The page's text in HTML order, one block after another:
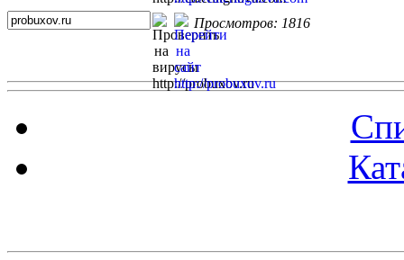
Просмотров: 1816